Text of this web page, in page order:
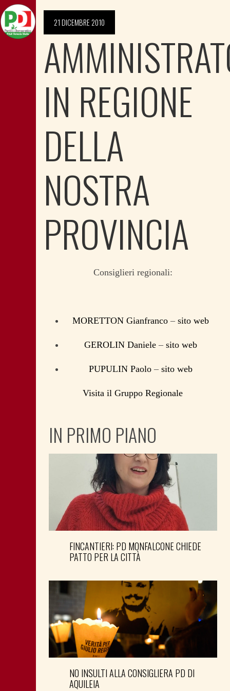
21 DICEMBRE 2010
IN REGIONE
DELLA
NOSTRA
PROVINCIA
Consiglieri regionali:
MORETTON Gianfranco – sito web
GEROLIN Daniele – sito web
PUPULIN Paolo – sito web
Visita il Gruppo Regionale
IN PRIMO PIANO
FINCANTIERI: PD MONFALCONE CHIEDE
PATTO PER LA CITTÀ
NO INSULTI ALLA CONSIGLIERA PD DI
AQUILEIA